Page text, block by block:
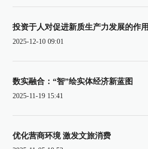
投资于人对促进新质生产力发展的作用
2025-12-10 09:01
数实融合：“智”绘实体经济新蓝图
2025-11-19 15:41
优化营商环境 激发文旅消费